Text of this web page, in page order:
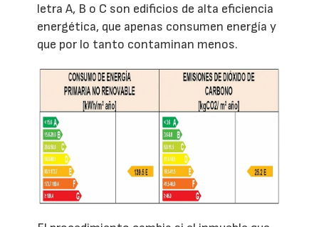
letra A, B o C son edificios de alta eficiencia
energética, que apenas consumen energía y
que por lo tanto contaminan menos.